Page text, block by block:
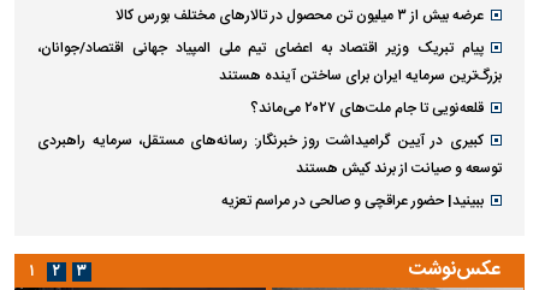
عرضه بیش از ۳ میلیون تن محصول در تالار‌های مختلف بورس کالا
پیام تبریک وزیر اقتصاد به اعضای تیم ملی المپیاد جهانی اقتصاد/جوانان،
بزرگ‌ترین سرمایه ایران برای ساختن آینده هستند
قلعه‌نویی تا جام ملت‌های ۲۰۲۷ می‌ماند؟
کبیری در آیین گرامیداشت روز خبرنگار: رسانه‌های مستقل، سرمایه راهبردی
توسعه و صیانت از برند کیش هستند
ببینید| حضور عراقچی و صالحی در مراسم تعزیه
عکس‌نوشت ۱ ۲ ۳